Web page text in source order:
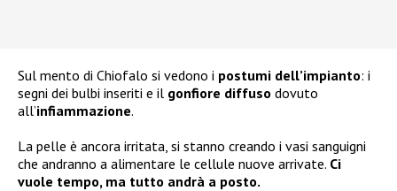
Sul mento di Chiofalo si vedono i postumi dell’impianto: i
segni dei bulbi inseriti e il gonfiore diffuso dovuto
all’infiammazione.
La pelle è ancora irritata, si stanno creando i vasi sanguigni
che andranno a alimentare le cellule nuove arrivate. Ci
vuole tempo, ma tutto andrà a posto.